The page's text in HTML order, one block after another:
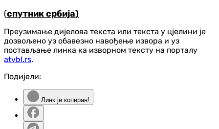
(спутник србија)
Преузимање дијелова текста или текста у цјелини је
дозвољено уз обавезно навођење извора и уз
постављање линка ка изворном тексту на порталу
atvbl.rs.
Подијели:
Линк је копиран!